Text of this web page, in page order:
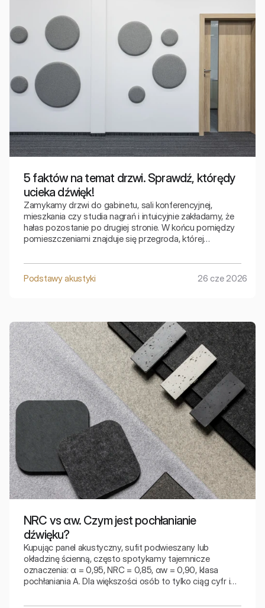
5 faktów na temat drzwi. Sprawdź, którędy
ucieka dźwięk!
Zamykamy drzwi do gabinetu, sali konferencyjnej,
mieszkania czy studia nagrań i intuicyjnie zakładamy, że
hałas pozostanie po drugiej stronie. W końcu pomiędzy
pomieszczeniami znajduje się przegroda, której
Podstawy akustyki 26 cze 2026
NRC vs αw. Czym jest pochłanianie
dźwięku?
Kupując panel akustyczny, sufit podwieszany lub
okładzinę ścienną, często spotykamy tajemnicze
oznaczenia: α = 0,95, NRC = 0,85, αw = 0,90, klasa
pochłaniania A. Dla większości osób to tylko ciąg cyfr i
oznaczają to samo.